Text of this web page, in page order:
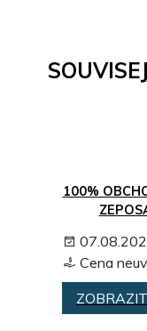
100%
Cena
ZOBRAZIT